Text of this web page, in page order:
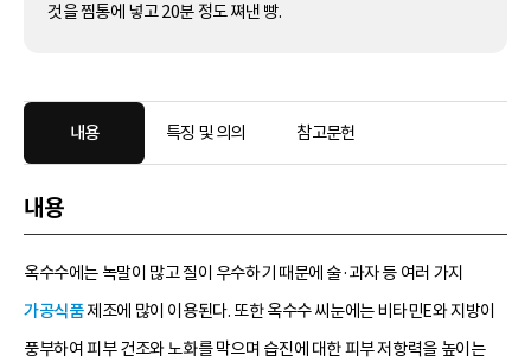
것을 찜통에 넣고 20분 정도 쪄낸 빵.
내용 특징 및 의의 참고문헌
내용
옥수수에는 녹말이 많고 질이 우수하기 때문에 술·과자 등 여러 가지
가공식품제조에 많이 이용된다. 또한 옥수수 씨눈에는 비타민E와 지방이
풍부하여 피부 건조와 노화를 막으며 습진에 대한 피부 저항력을 높이는